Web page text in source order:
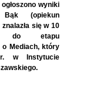
wyniki
Bąk (opiekun
się w 10
do etapu
o Mediach, który
w Instytucie